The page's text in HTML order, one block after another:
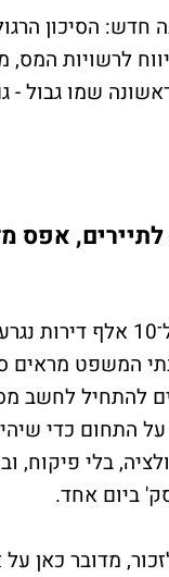
חדש: הסיכון
לרשויות
שמו גבול -
לתיירים, אפס
בעיר שבה קרוב
המשפט
להתחיל לחשב
על התחום כדי
בלי
ביום אחד.
מדובר כאן